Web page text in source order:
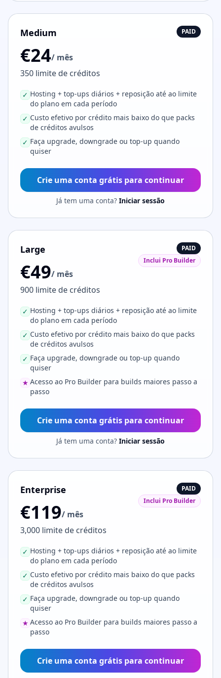
Medium
€24/ mês
350 limite de créditos
PAID
✓ Hosting + top-ups diários + reposição até ao limite
do plano em cada período
✓ Custo efetivo por crédito mais baixo do que packs
de créditos avulsos
✓ Faça upgrade, downgrade ou top-up quando
quiser
Crie uma conta grátis para continuar
Já tem uma conta? Iniciar sessão
Large
€49/ mês
900 limite de créditos
PAID
Inclui Pro Builder
✓ Hosting + top-ups diários + reposição até ao limite
do plano em cada período
✓ Custo efetivo por crédito mais baixo do que packs
de créditos avulsos
✓ Faça upgrade, downgrade ou top-up quando
quiser
★ Acesso ao Pro Builder para builds maiores passo a
passo
Crie uma conta grátis para continuar
Já tem uma conta? Iniciar sessão
Enterprise
€119/ mês
3,000 limite de créditos
PAID
Inclui Pro Builder
✓ Hosting + top-ups diários + reposição até ao limite
do plano em cada período
✓ Custo efetivo por crédito mais baixo do que packs
de créditos avulsos
✓ Faça upgrade, downgrade ou top-up quando
quiser
★ Acesso ao Pro Builder para builds maiores passo a
passo
Crie uma conta grátis para continuar